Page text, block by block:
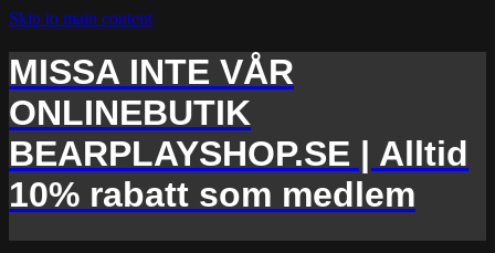
Skip to main content
MISSA INTE VÅR
ONLINEBUTIK
BEARPLAYSHOP.SE | Alltid
10% rabatt som medlem